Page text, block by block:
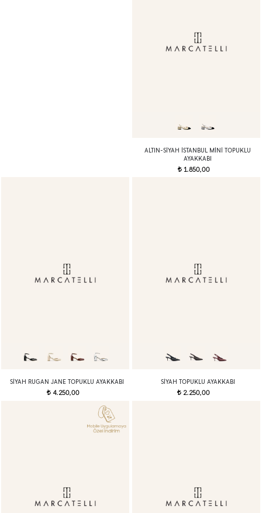
ALTIN-SIYAH İSTANBUL MINI TOPUKLU
AYAKKABI
t1.850,00
SIYAH RUGAN JANE TOPUKLU AYAKKABI
t4.250,00
SIYAH TOPUKLU AYAKKABI
t 2.250,00